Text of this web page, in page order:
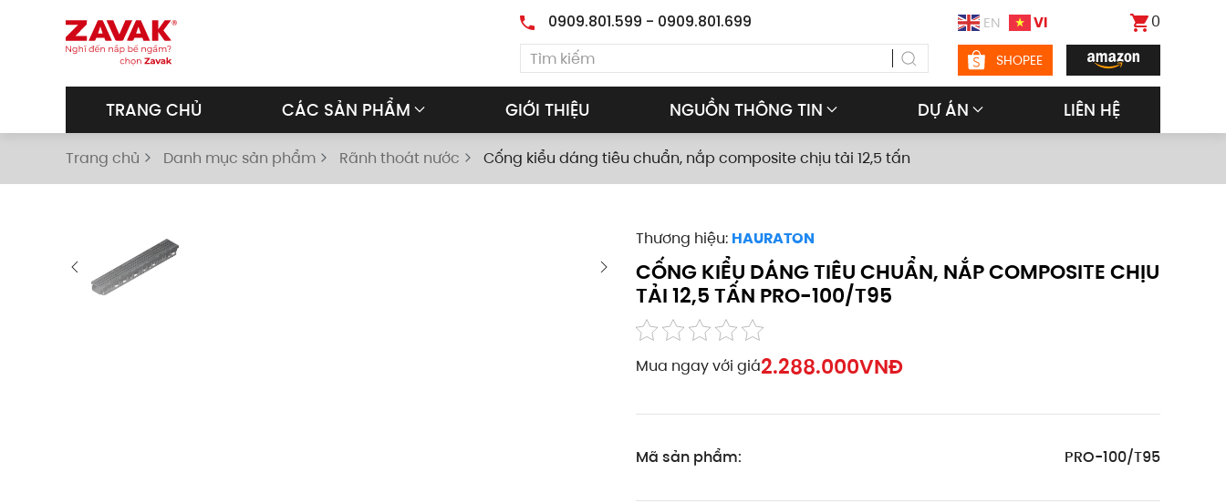
Skip to main content
0909.801.599 - 0909.801.699 EN VI 0
SHOPEE
TRANG CHỦ CÁC SẢN PHẨM GIỚI THIỆU NGUỒN THÔNG TIN DỰ ÁN LIÊN HỆ
Trang chủ Danh mục sản phẩm Rãnh thoát nước Cống kiểu dáng tiêu chuẩn, nắp composite chịu tải 12,5 tấn
Thương hiệu: HAURATON
CỐNG KIỂU DÁNG TIÊU CHUẨN, NẮP COMPOSITE CHỊU
TẢI 12,5 TẤN PRO-100/T95
Mua ngay với giá2.288.000VNĐ
Mã sản phẩm: PRO-100/T95